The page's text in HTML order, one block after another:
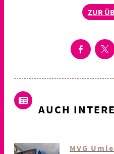
ZUR
AUCH
MVG